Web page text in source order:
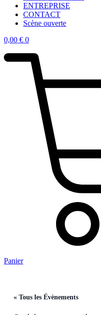
ENTREPRISE
CONTACT
Scène ouverte
0,00 € 0
Panier
« Tous les Évènements